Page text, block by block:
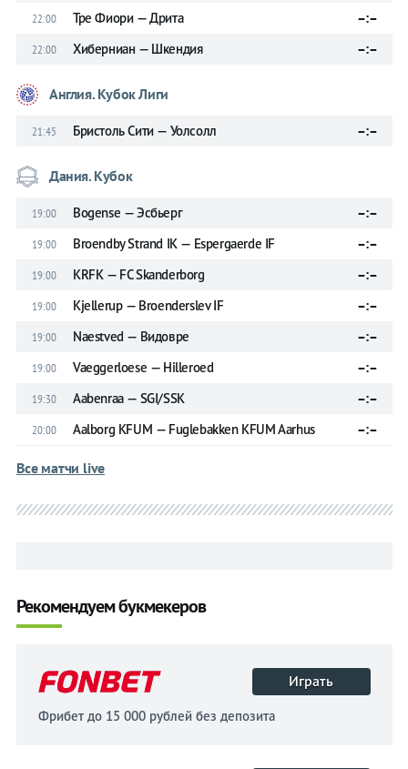
22:00 Тре Фиори — Дрита –:–
22:00 Хиберниан — Шкендия –:–
Англия. Кубок Лиги
21:45 Бристоль Сити — Уолсолл –:–
Дания. Кубок
19:00 Bogense — Эсбьерг –:–
19:00 Broendby Strand IK — Espergaerde IF –:–
19:00 KRFK — FC Skanderborg –:–
19:00 Kjellerup — Broenderslev IF –:–
19:00 Naestved — Видовре –:–
19:00 Vaeggerloese — Hilleroed –:–
19:30 Aabenraa — SGI/SSK –:–
20:00 Aalborg KFUM — Fuglebakken KFUM Aarhus –:–
Все матчи live
Рекомендуем букмекеров
Играть
Фрибет до 15 000 рублей без депозита